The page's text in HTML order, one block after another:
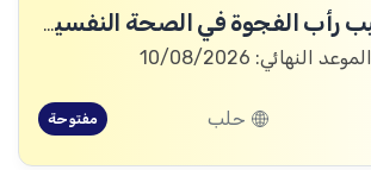
طبيب رأب الفجوة في الصحة النفسية (mhGAP Doctor)
الموعد النهائي: 10/08/2026
حلب مفتوحة